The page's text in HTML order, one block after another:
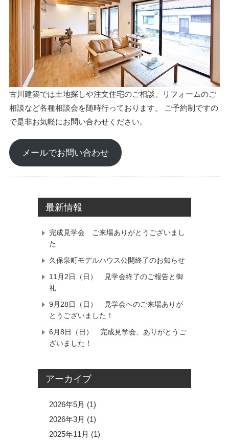
古川建築では土地探しや注文住宅のご相談、リフォームのご
相談など各種相談会を随時行っております。 ご予約制ですの
で是非お気軽にお問い合わせください。
メールでお問い合わせ
最新情報
完成見学会 ご来場ありがとうございまし
た
久保泉町モデルハウス公開終了のお知らせ
11月2日（日） 見学会終了のご報告と御
礼
9月28日（日） 見学会へのご来場ありが
とうございました！
6月8日（日） 完成見学会、ありがとうご
ざいました！
アーカイブ
2026年5月 (1)
2026年3月 (1)
2025年11月 (1)